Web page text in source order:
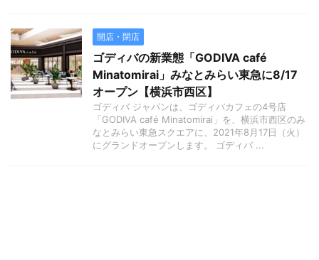
開店・閉店
ゴディバの新業態「GODIVA café
Minatomirai」みなとみらい東急に8/17
オープン【横浜市西区】
ゴディバ ジャパンは、ゴディバカフェの4号店
「GODIVA café Minatomirai」を、横浜市西区のみ
なとみらい東急スクエアに、2021年8月17日（火）
にグランドオープンします。 ゴディバ ...